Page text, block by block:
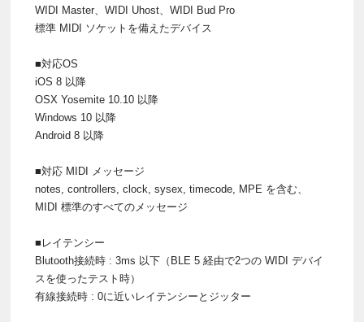
WIDI Master、WIDI Uhost、WIDI Bud Pro
標準 MIDI ソケットを備えたデバイス
■対応OS
iOS 8 以降
OSX Yosemite 10.10 以降
Windows 10 以降
Android 8 以降
■対応 MIDI メッセージ
notes, controllers, clock, sysex, timecode, MPE を含む、
MIDI 標準のすべてのメッセージ
■レイテンシー
Blutooth接続時 : 3ms 以下（BLE 5 経由で2つの WIDI デバイ
スを使ったテスト時）
有線接続時 : 0に近いレイテンシーとジッター